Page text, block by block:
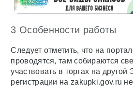
3 Особенности работы
Следует отметить, что на
проводятся, там собираются
участвовать в торгах на другой
регистрации на zakupki.gov.ru